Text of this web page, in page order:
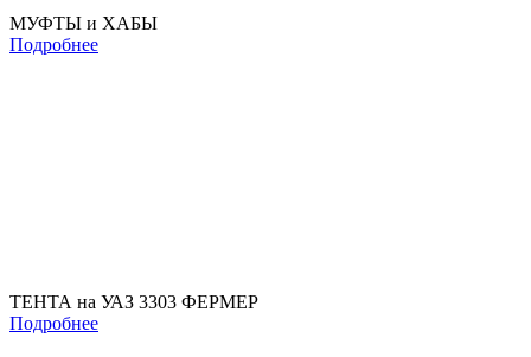
МУФТЫ и ХАБЫ
Подробнее
ТЕНТА на УАЗ 3303 ФЕРМЕР
Подробнее